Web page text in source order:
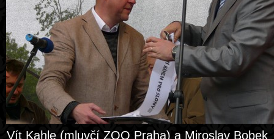
Vít Kahle (mluvčí ZOO Praha) a Miroslav Bobek